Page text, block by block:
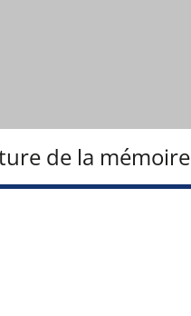
de la mémoire